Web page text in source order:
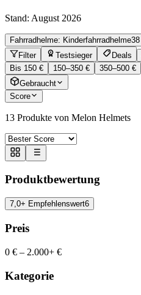
Stand: August 2026
Fahrradhelme: Kinderfahrradhelme38
Filter
Testsieger Deals
Bis 150 €
150–350 € 350–500 €
Gebraucht
Score
13 Produkte von Melon Helmets
Produktbewertung
7,0+ Empfehlenswert6
Preis
0 € – 2.000+ €
Kategorie